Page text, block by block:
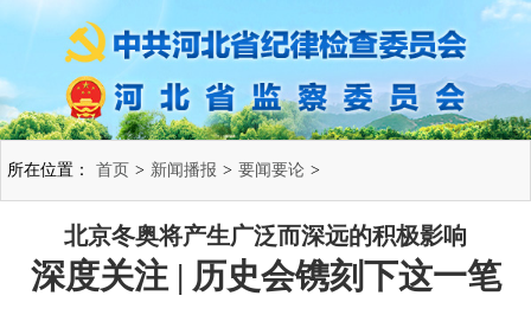
所在位置： 首页 > 新闻播报 > 要闻要论 >
北京冬奥将产生广泛而深远的积极影响
深度关注 | 历史会镌刻下这一笔